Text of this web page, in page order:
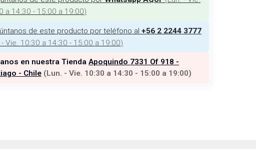
a 14:30 - 15:00 a 19:00)
de este producto por teléfono al +56 2 2244 3777
- Vie. 10:30 a 14:30 - 15:00 a 19:00)
en nuestra Tienda Apoquindo 7331 Of 918 -
- Chile (Lun. - Vie. 10:30 a 14:30 - 15:00 a 19:00)